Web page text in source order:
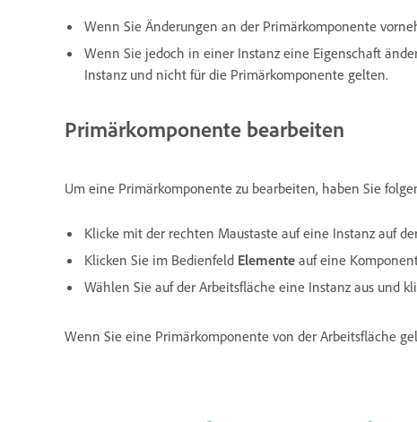
Wenn Sie Änderungen an der Primärkomponente
Wenn Sie jedoch in einer Instanz eine Eigenschaft
Instanz und nicht für die Primärkomponente gelten.
Primärkomponente bearbeiten
Um eine Primärkomponente zu bearbeiten, haben Sie
Klicke mit der rechten Maustaste auf eine Instanz auf
Klicken Sie im Bedienfeld Elemente auf eine
Wählen Sie auf der Arbeitsfläche eine Instanz aus und
Wenn Sie eine Primärkomponente von der Arbeitsfläche